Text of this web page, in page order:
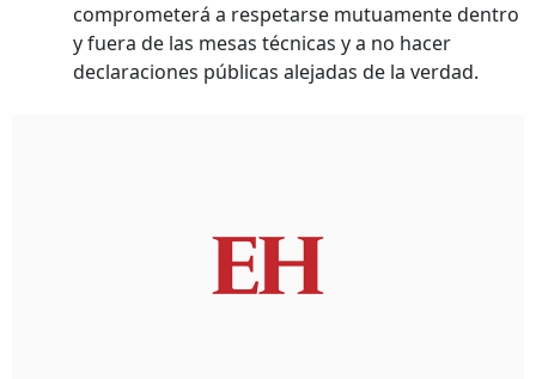
comprometerá a respetarse mutuamente dentro
y fuera de las mesas técnicas y a no hacer
declaraciones públicas alejadas de la verdad.